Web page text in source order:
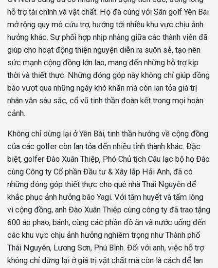
hỗ trợ tài chính và vật chất. Họ đã cùng với Sân golf Yên Bái
mở rộng quy mô cứu trợ, hướng tới nhiều khu vực chịu ảnh
hưởng khác. Sự phối hợp nhịp nhàng giữa các thành viên đã
giúp cho hoạt động thiện nguyện diễn ra suôn sẻ, tạo nên
sức mạnh cộng đồng lớn lao, mang đến những hỗ trợ kịp
thời và thiết thực. Những đóng góp này không chỉ giúp đồng
bào vượt qua những ngày khó khăn mà còn lan tỏa giá trị
nhân văn sâu sắc, cổ vũ tinh thần đoàn kết trong mọi hoàn
cảnh.
Không chỉ dừng lại ở Yên Bái, tinh thần hướng về cộng đồng
của các golfer còn lan tỏa đến nhiều tỉnh thành khác. Đặc
biệt, golfer Đào Xuân Thiệp, Phó Chủ tịch Câu lạc bộ họ Đào
cùng Công ty Cổ phần Đầu tư & Xây lắp Hải Anh, đã có
những đóng góp thiết thực cho quê nhà Thái Nguyên để
khắc phục ảnh hưởng bão Yagi. Với tâm huyết và tấm lòng
vì cộng đồng, anh Đào Xuân Thiệp cùng công ty đã trao tặng
600 áo phao, bánh, cùng các phần đồ ăn và nước uống đến
các khu vực chịu ảnh hưởng nghiêm trọng như Thành phố
Thái Nguyên, Lương Sơn, Phú Bình. Đối với anh, việc hỗ trợ
không chỉ dừng lại ở giá trị vật chất mà còn là cách để lan